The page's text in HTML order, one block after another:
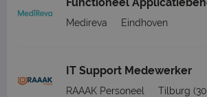
Medireva Eindhoven
IT Support Medewerker
RAAAK Personeel Tilburg